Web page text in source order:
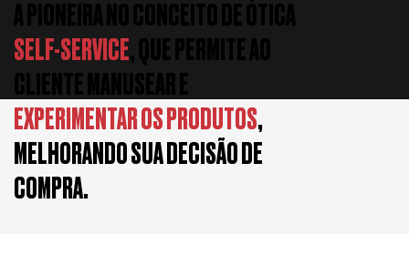
A PIONEIRA NO CONCEITO DE ÓTICA
SELF-SERVICE, QUE PERMITE AO
CLIENTE MANUSEAR E
EXPERIMENTAR OS PRODUTOS,
MELHORANDO SUA DECISÃO DE
COMPRA.